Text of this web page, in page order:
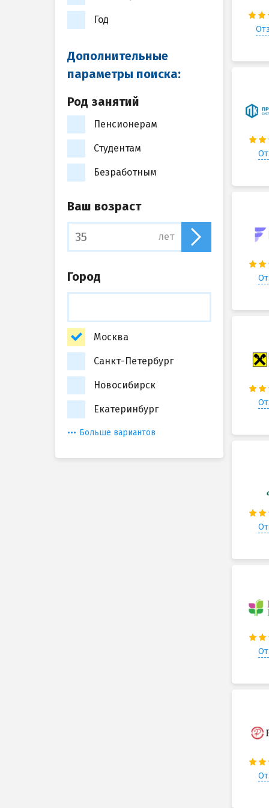
Год
Дополнительные
параметры поиска:
Род занятий
Пенсионерам
Студентам
Безработным
Ваш возраст
лет
Город
Москва
Санкт-Петербург
Новосибирск
Екатеринбург
Больше вариантов